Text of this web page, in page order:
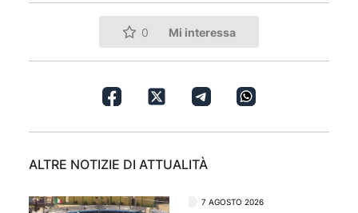
0 Mi interessa
ALTRE NOTIZIE DI ATTUALITÀ
7 AGOSTO 2026